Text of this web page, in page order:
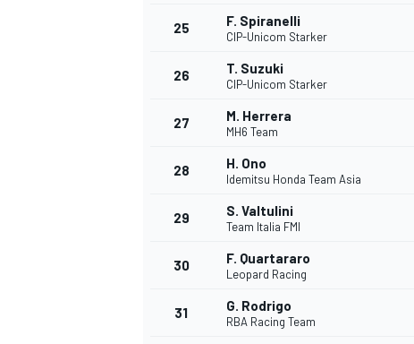
MÁS CATEGORÍAS
25 F. Spiranelli
CIP-Unicom Starker
26 T. Suzuki
CIP-Unicom Starker
27 M. Herrera
MH6 Team
28 H. Ono
Idemitsu Honda Team Asia
29 S. Valtulini
Team Italia FMI
30 F. Quartararo
Leopard Racing
31 G. Rodrigo
RBA Racing Team